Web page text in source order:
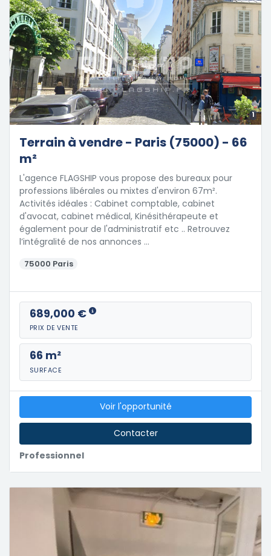
1
Terrain à vendre - Paris (75000) - 66
m²
L'agence FLAGSHIP vous propose des bureaux pour
professions libérales ou mixtes d'environ 67m².
Activités idéales : Cabinet comptable, cabinet
d'avocat, cabinet médical, Kinésithérapeute et
également pour de l'administratif etc .. Retrouvez
l’intégralité de nos annonces …
75000 Paris
689,000 €
PRIX DE VENTE
66 m²
SURFACE
Professionnel
Voir l'opportunité
Contacter